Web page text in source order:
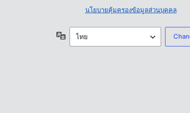
นโยบายคุ้มครองข้อมูลส่วนบุคคล
ภาษา